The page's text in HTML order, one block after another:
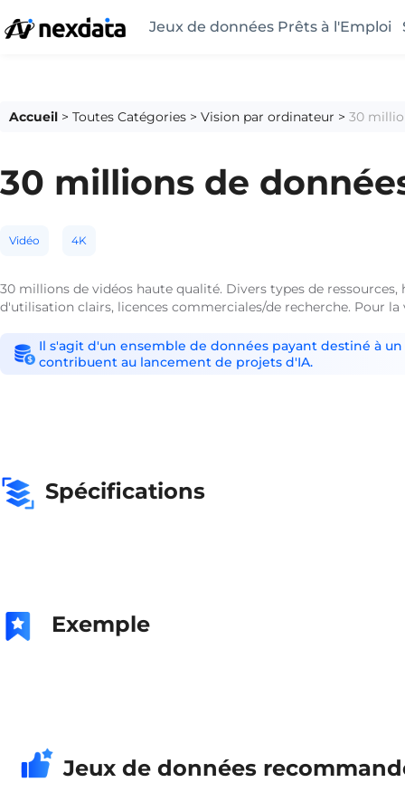
Jeux de données Prêts à l'Emploi
Accueil > Toutes Catégories > Vision par ordinateur > 30
30 millions de
Vidéo 4K
30 millions de vidéos haute qualité. Divers types de
d'utilisation clairs, licences commerciales/de recherche. Pour
Il s'agit d'un ensemble de données payant destiné à
contribuent au lancement de projets d'IA.
Spécifications
Exemple
Jeux de données